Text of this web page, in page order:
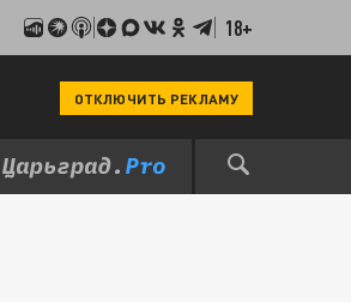
18+
ОТКЛЮЧИТЬ РЕКЛАМУ